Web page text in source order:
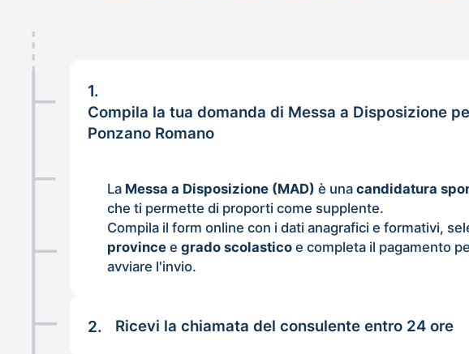
1.
Compila la tua domanda di Messa a Disposizione
Ponzano Romano
La Messa a Disposizione (MAD) è unacandidatura
che ti permette di proporti come supplente.
Compila il form online con i dati anagrafici e formativi,
province egrado scolastico e completa il pagamento
avviare l'invio.
2. Ricevi la chiamata del consulente entro 24 ore